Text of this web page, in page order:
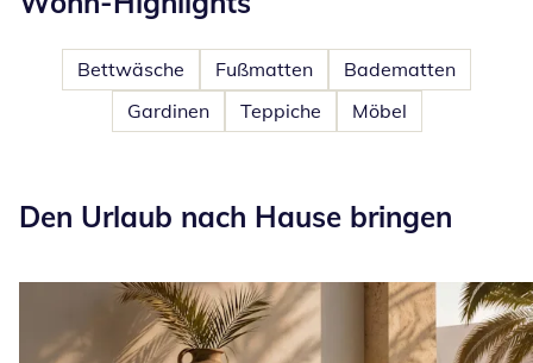
Bettwäsche Fußmatten
Badematten
Gardinen
Teppiche Möbel
Den Urlaub nach Hause bringen
Den Urlaub nach Hause bringen